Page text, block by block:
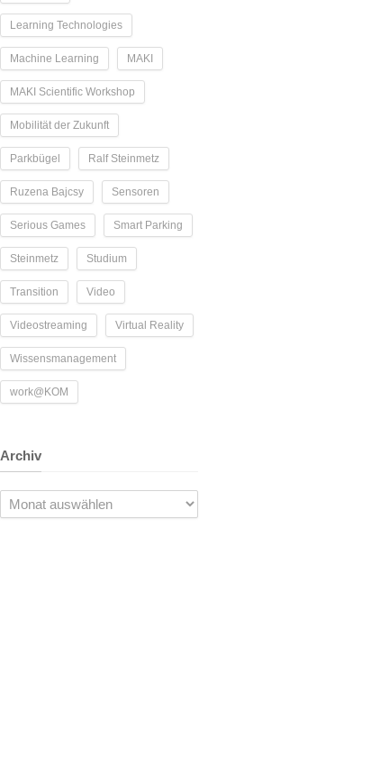
Learning Technologies
Machine Learning MAKI
MAKI Scientific Workshop
Mobilität der Zukunft
Parkbügel Ralf Steinmetz
Ruzena Bajcsy Sensoren
Serious Games Smart Parking
Steinmetz Studium
Transition Video
Videostreaming Virtual Reality
Wissensmanagement
work@KOM
Archiv
Archiv